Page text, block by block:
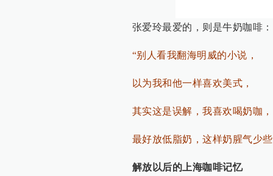
张爱玲最爱的，则是牛奶咖啡：
“别人看我翻海明威的小说，
以为我和他一样喜欢美式，
其实这是误解，我喜欢喝奶咖，
最好放低脂奶，这样奶腥气少
解放以后的上海咖啡记忆